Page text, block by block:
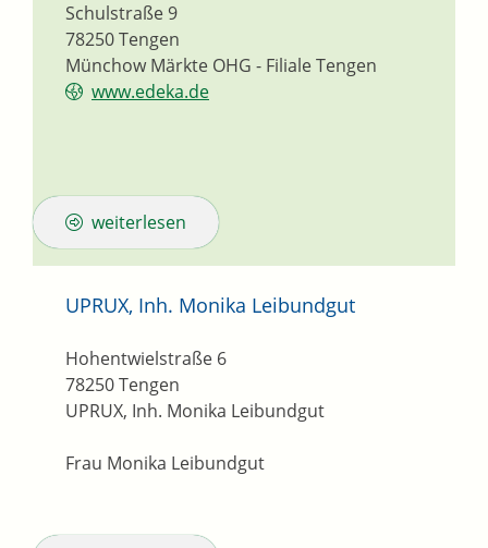
Münchow Märkte OHG - Filiale Tengen
Schulstraße 9
78250Tengen
www.edeka.de
weiterlesen
UPRUX, Inh. Monika Leibundgut
UPRUX, Inh. Monika Leibundgut
Hohentwielstraße 6
78250Tengen
Frau Monika Leibundgut